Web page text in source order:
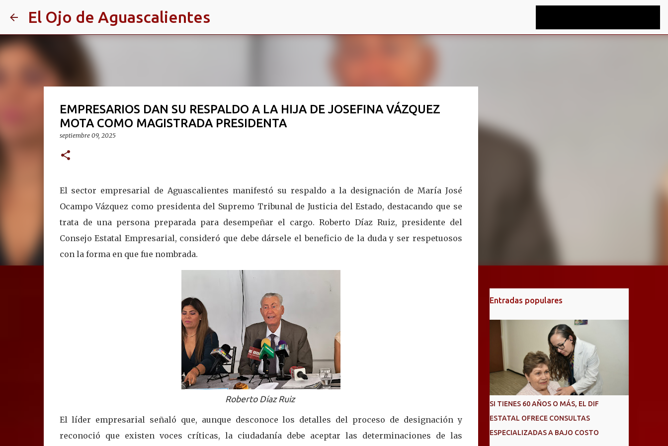
El Ojo de Aguascalientes
EMPRESARIOS DAN SU RESPALDO A LA HIJA DE JOSEFINA VÁZQUEZ
MOTA COMO MAGISTRADA PRESIDENTA
septiembre 09, 2025
El sector empresarial de Aguascalientes manifestó su respaldo a la designación de María José
Ocampo Vázquez como presidenta del Supremo Tribunal de Justicia del Estado, destacando que se
trata de una persona preparada para desempeñar el cargo. Roberto Díaz Ruiz, presidente del
Consejo Estatal Empresarial, consideró que debe dársele el beneficio de la duda y ser respetuosos
con la forma en que fue nombrada.
Roberto Díaz Ruiz
El líder empresarial señaló que, aunque desconoce los detalles del proceso de designación y
reconoció que existen voces críticas, la ciudadanía debe aceptar las determinaciones de las
Entradas populares
SI TIENES 60 AÑOS O MÁS, EL DIF
ESTATAL OFRECE CONSULTAS
ESPECIALIZADAS A BAJO COSTO